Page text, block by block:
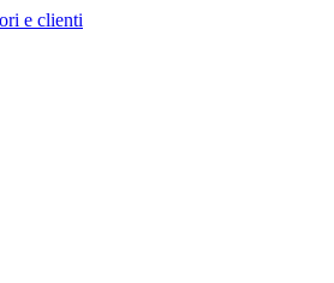
e clienti